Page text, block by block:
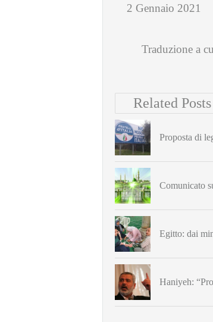
2 Gennaio 2021
Traduzione a
Related Posts
Proposta di
Comunicato
Egitto: dai
Haniyeh: